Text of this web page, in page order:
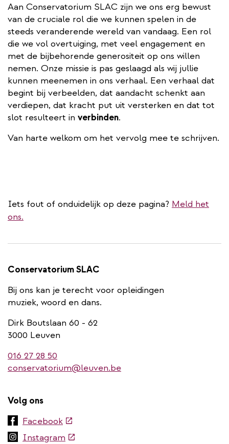
Aan Conservatorium SLAC zijn we ons erg bewust
van de cruciale rol die we kunnen spelen in de
steeds veranderende wereld van vandaag. Een rol
die we vol overtuiging, met veel engagement en
met de bijbehorende generositeit op ons willen
nemen. Onze missie is pas geslaagd als wij jullie
kunnen meenemen in ons verhaal. Een verhaal dat
begint bij verbeelden, dat aandacht schenkt aan
verdiepen, dat kracht put uit versterken en dat tot
slot resulteert in verbinden.
Van harte welkom om het vervolg mee te schrijven.
Iets fout of onduidelijk op deze pagina? Meld het
ons.
Conservatorium SLAC
Bij ons kan je terecht voor opleidingen
muziek, woord en dans.
Dirk Boutslaan 60 - 62
3000 Leuven
016 27 28 50
conservatorium@leuven.be
Volg ons
Facebook(externe
link)
Instagram (externe